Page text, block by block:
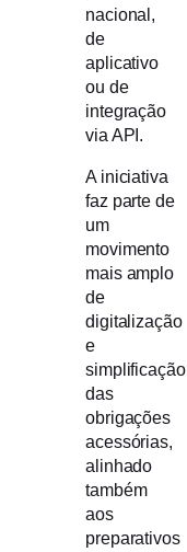
nacional,
de
aplicativo
ou de
integração
via API.
A iniciativa
faz parte de
um
movimento
mais amplo
de
digitalização
e
simplificação
das
obrigações
acessórias,
alinhado
também
aos
preparativos